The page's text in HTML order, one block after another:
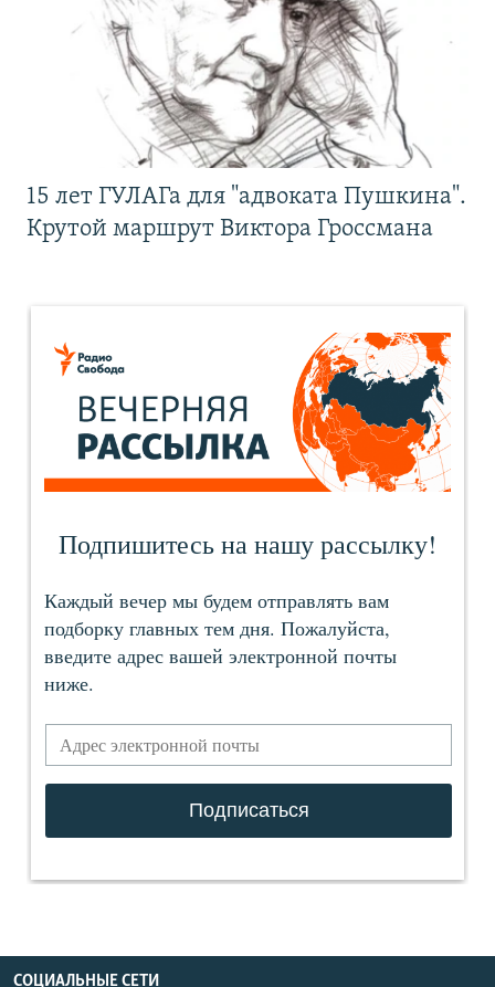
15 лет ГУЛАГа для "адвоката Пушкина".
Крутой маршрут Виктора Гроссмана
СОЦИАЛЬНЫЕ СЕТИ